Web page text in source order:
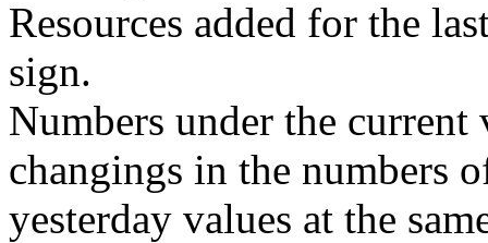
Resources added for the
sign.
Numbers under the
changings in the numbers
yesterday values at the